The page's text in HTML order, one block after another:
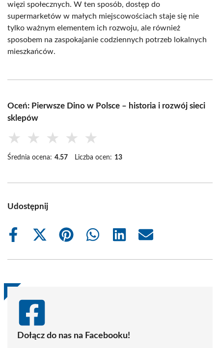
więzi społecznych. W ten sposób, dostęp do
supermarketów w małych miejscowościach staje się nie
tylko ważnym elementem ich rozwoju, ale również
sposobem na zaspokajanie codziennych potrzeb lokalnych
mieszkańców.
Oceń: Pierwsze Dino w Polsce – historia i rozwój sieci
sklepów
★ ★ ★ ★ ★
Średnia ocena: 4.57 Liczba ocen: 13
Udostępnij
Share
Share
(Twitter)
Share
Share
Share
Share
Dołącz do nas na Facebooku!